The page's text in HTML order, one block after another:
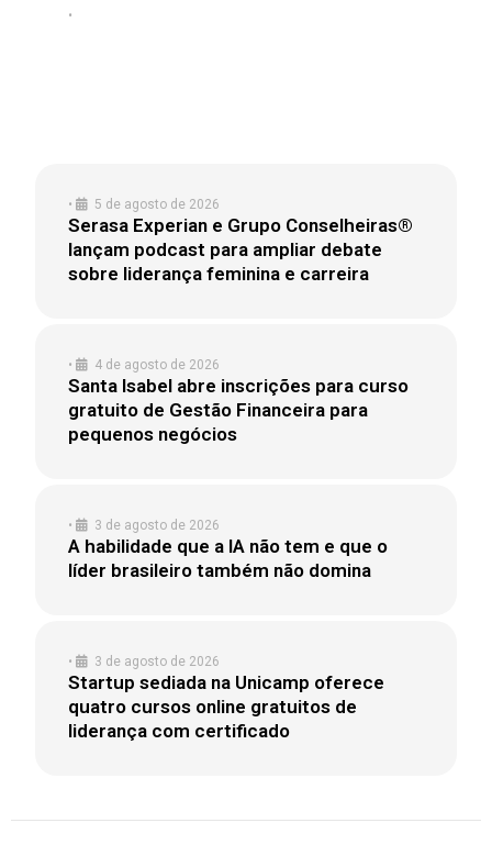
•
• 5 de agosto de 2026
Serasa Experian e Grupo Conselheiras®
lançam podcast para ampliar debate
sobre liderança feminina e carreira
• 4 de agosto de 2026
Santa Isabel abre inscrições para curso
gratuito de Gestão Financeira para
pequenos negócios
• 3 de agosto de 2026
A habilidade que a IA não tem e que o
líder brasileiro também não domina
• 3 de agosto de 2026
Startup sediada na Unicamp oferece
quatro cursos online gratuitos de
liderança com certificado